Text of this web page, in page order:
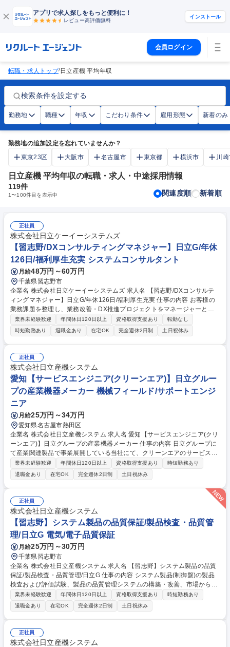
アプリで求人探しをもっと便利に！
レビュー高評価無料
インストール
会員ログイン
転職・求人トップ/日立産機 平均年収
検索条件を設定する
勤務地 職種 年収 こだわり条件 雇用形態 新着のみ
勤務地の追加設定を忘れていませんか？
東京23区
大阪市 名古屋市 東京都 横浜市 川
日立産機 平均年収の転職・求人・中途採用情報
119件
1〜100件目を表示中 関連度順 新着順
正社員
株式会社日立ケーイーシステムズ
【習志野/DXコンサルティングマネジャー】日立G/年休
126日/福利厚生充実 システムコンサルタント
月給48万円～60万円
千葉県習志野市
企業名 株式会社日立ケーイーシステムズ 求人名 【習志野/DXコンサルテ
ィングマネジャー】日立G/年休126日/福利厚生充実 仕事の内容 お客様の
業務課題を整理し、業務改善・DX推進プロジェクトをマネージャーとし
てリードしていただきます。kintoneの技術者ではなく、業務を深く理解
し課題解決できる方を求めています。 ≪詳細≫ ■PM（要件整理、計画策
定、進捗・品質・予算管理等） ■業務コンサルティング（現状分析、改善
設計、業務標準化等） ■提案活動（業務改善、kintoneやAI、SaaS連携提
案等） ■組織マネジメント（メンバーやパートナー管理、人材育成等）
【業務内容の変更範囲】当社の指定する業務 募集職種 【習志野/DXコンサ
ルティングマネジャー】日立G/年休126日/福利厚生充実
業界未経験歓迎 年間休日120日以上 資格取得支援あり
転勤なし
時短勤務あり
退職金あり 在宅OK 完全週休2日制 土日祝休み
正社員
株式会社日立産機システム
愛知【サービスエンジニア(クリーンエア)】日立グルー
プの産業機器メーカー 機械フィールド/サポートエンジ
ニア
月給25万円～34万円
愛知県名古屋市熱田区
企業名 株式会社日立産機システム 求人名 愛知【サービスエンジニア(クリ
ーンエア)】日立グループの産業機器メーカー 仕事の内容 日立グループに
て産業関連製品で事業展開している当社にて、クリーンエアのサービスエ
ンジニア業務をお任せいたします。 【業務内容】 ■顧客先に設置されてい
るクリーンエアについて、設置後のアフターメンテナンス対応(保守メン
テナンス対応、修理・更新計画の提案等)※建物への建設改変等の実作業
は発生致しません。 募集職種 愛知【サービスエンジニア(クリーンエア)】
日立グループの産業機器メーカー
業界未経験歓迎 年間休日120日以上 資格取得支援あり
時短勤務あり
退職金あり
在宅OK 完全週休2日制 土日祝休み
正社員
株式会社日立産機システム
【習志野】システム製品の品質保証/製品検査・品質管
理/日立G 電気/電子品質保証
月給25万円～30万円
千葉県習志野市
企業名 株式会社日立産機システム 求人名 【習志野】システム製品の品質
保証/製品検査・品質管理/日立G 仕事の内容 システム製品(制御盤)の製品
検査および評価試験、製品の品質管理システムの構築・改善、市場からの
クレーム対応、返却不具合品の原因調査業務をお任せいたします。 【詳
細】 測定器や治工具・設備を使用して製品検査や性能確認試験を実施し品
質を確認/試験結果の整理・判定および報告書作成/場内で発生する品質影
響課題の解決、作業者への指導、検査方法提案/製造不良発生時の対策元と
の折衝/返却製品の原因調査と報告書作成 【変更の範囲】当社業務全般 募
集職種 【習志野】システム製品の品質保証/製品検査・品質管理/日立G
業界未経験歓迎 年間休日120日以上 資格取得支援あり
時短勤務あり
退職金あり
在宅OK 完全週休2日制 土日祝休み
正社員
株式会社日立産機システム